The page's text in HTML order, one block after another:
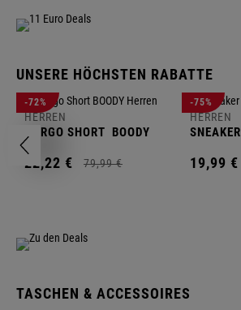
UNSERE HÖCHSTEN RABATTE
-72%
HERREN
CARGO SHORT BOODY
22,22 € 79,99 €
-75%
HERREN
SNEAKER
19,99 €
TASCHEN & ACCESSOIRES